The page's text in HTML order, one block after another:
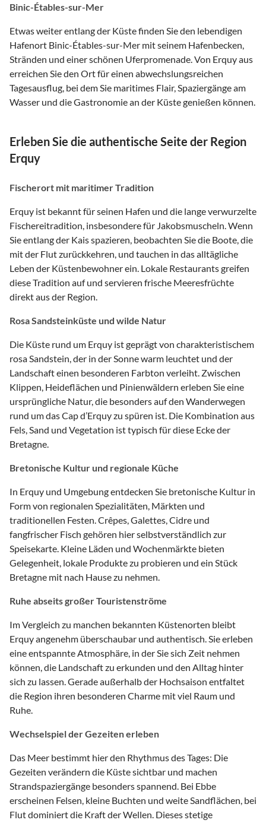
Binic-Étables-sur-Mer
Etwas weiter entlang der Küste finden Sie den lebendigen
Hafenort Binic-Étables-sur-Mer mit seinem Hafenbecken,
Stränden und einer schönen Uferpromenade. Von Erquy aus
erreichen Sie den Ort für einen abwechslungsreichen
Tagesausflug, bei dem Sie maritimes Flair, Spaziergänge am
Wasser und die Gastronomie an der Küste genießen können.
Erleben Sie die authentische Seite der Region
Erquy
Fischerort mit maritimer Tradition
Erquy ist bekannt für seinen Hafen und die lange verwurzelte
Fischereitradition, insbesondere für Jakobsmuscheln. Wenn
Sie entlang der Kais spazieren, beobachten Sie die Boote, die
mit der Flut zurückkehren, und tauchen in das alltägliche
Leben der Küstenbewohner ein. Lokale Restaurants greifen
diese Tradition auf und servieren frische Meeresfrüchte
direkt aus der Region.
Rosa Sandsteinküste und wilde Natur
Die Küste rund um Erquy ist geprägt von charakteristischem
rosa Sandstein, der in der Sonne warm leuchtet und der
Landschaft einen besonderen Farbton verleiht. Zwischen
Klippen, Heideflächen und Pinienwäldern erleben Sie eine
ursprüngliche Natur, die besonders auf den Wanderwegen
rund um das Cap d’Erquy zu spüren ist. Die Kombination aus
Fels, Sand und Vegetation ist typisch für diese Ecke der
Bretagne.
Bretonische Kultur und regionale Küche
In Erquy und Umgebung entdecken Sie bretonische Kultur in
Form von regionalen Spezialitäten, Märkten und
traditionellen Festen. Crêpes, Galettes, Cidre und
fangfrischer Fisch gehören hier selbstverständlich zur
Speisekarte. Kleine Läden und Wochenmärkte bieten
Gelegenheit, lokale Produkte zu probieren und ein Stück
Bretagne mit nach Hause zu nehmen.
Ruhe abseits großer Touristenströme
Im Vergleich zu manchen bekannten Küstenorten bleibt
Erquy angenehm überschaubar und authentisch. Sie erleben
eine entspannte Atmosphäre, in der Sie sich Zeit nehmen
können, die Landschaft zu erkunden und den Alltag hinter
sich zu lassen. Gerade außerhalb der Hochsaison entfaltet
die Region ihren besonderen Charme mit viel Raum und
Ruhe.
Wechselspiel der Gezeiten erleben
Das Meer bestimmt hier den Rhythmus des Tages: Die
Gezeiten verändern die Küste sichtbar und machen
Strandspaziergänge besonders spannend. Bei Ebbe
erscheinen Felsen, kleine Buchten und weite Sandflächen, bei
Flut dominiert die Kraft der Wellen. Dieses stetige